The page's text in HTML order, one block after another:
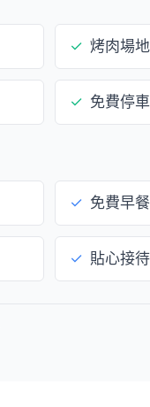
✓ 烤肉場地
✓ 免費停
✓ 免費早餐
✓ 貼心接